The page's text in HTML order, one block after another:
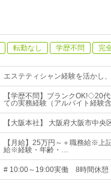
転勤なし 学歴不問 完
エステティシャン経験を活かし
【学歴不問】ブランクOK!◇20
ての実務経験（アルバイト経験含
【大阪本社】 大阪府大阪市中
【月給】25万円～＋職務給※
給※経験・年齢・…
# 10:00～19:00実働 8時間休